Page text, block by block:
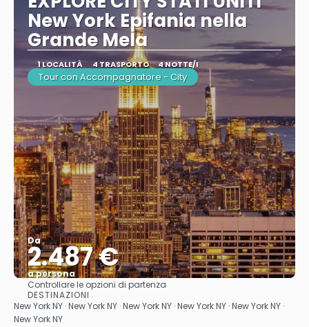
New York Epifania nella
Grande Mela
1 LOCALITÀ 4 TRASPORTO 4 NOTTE/I
Tour con Accompagnatore - City
Da
2.487 €
a persona
Vedere
Controllare le opzioni di partenza
DESTINAZIONI
New York NY · New York NY · New York NY · New York NY · New York NY ·
New York NY